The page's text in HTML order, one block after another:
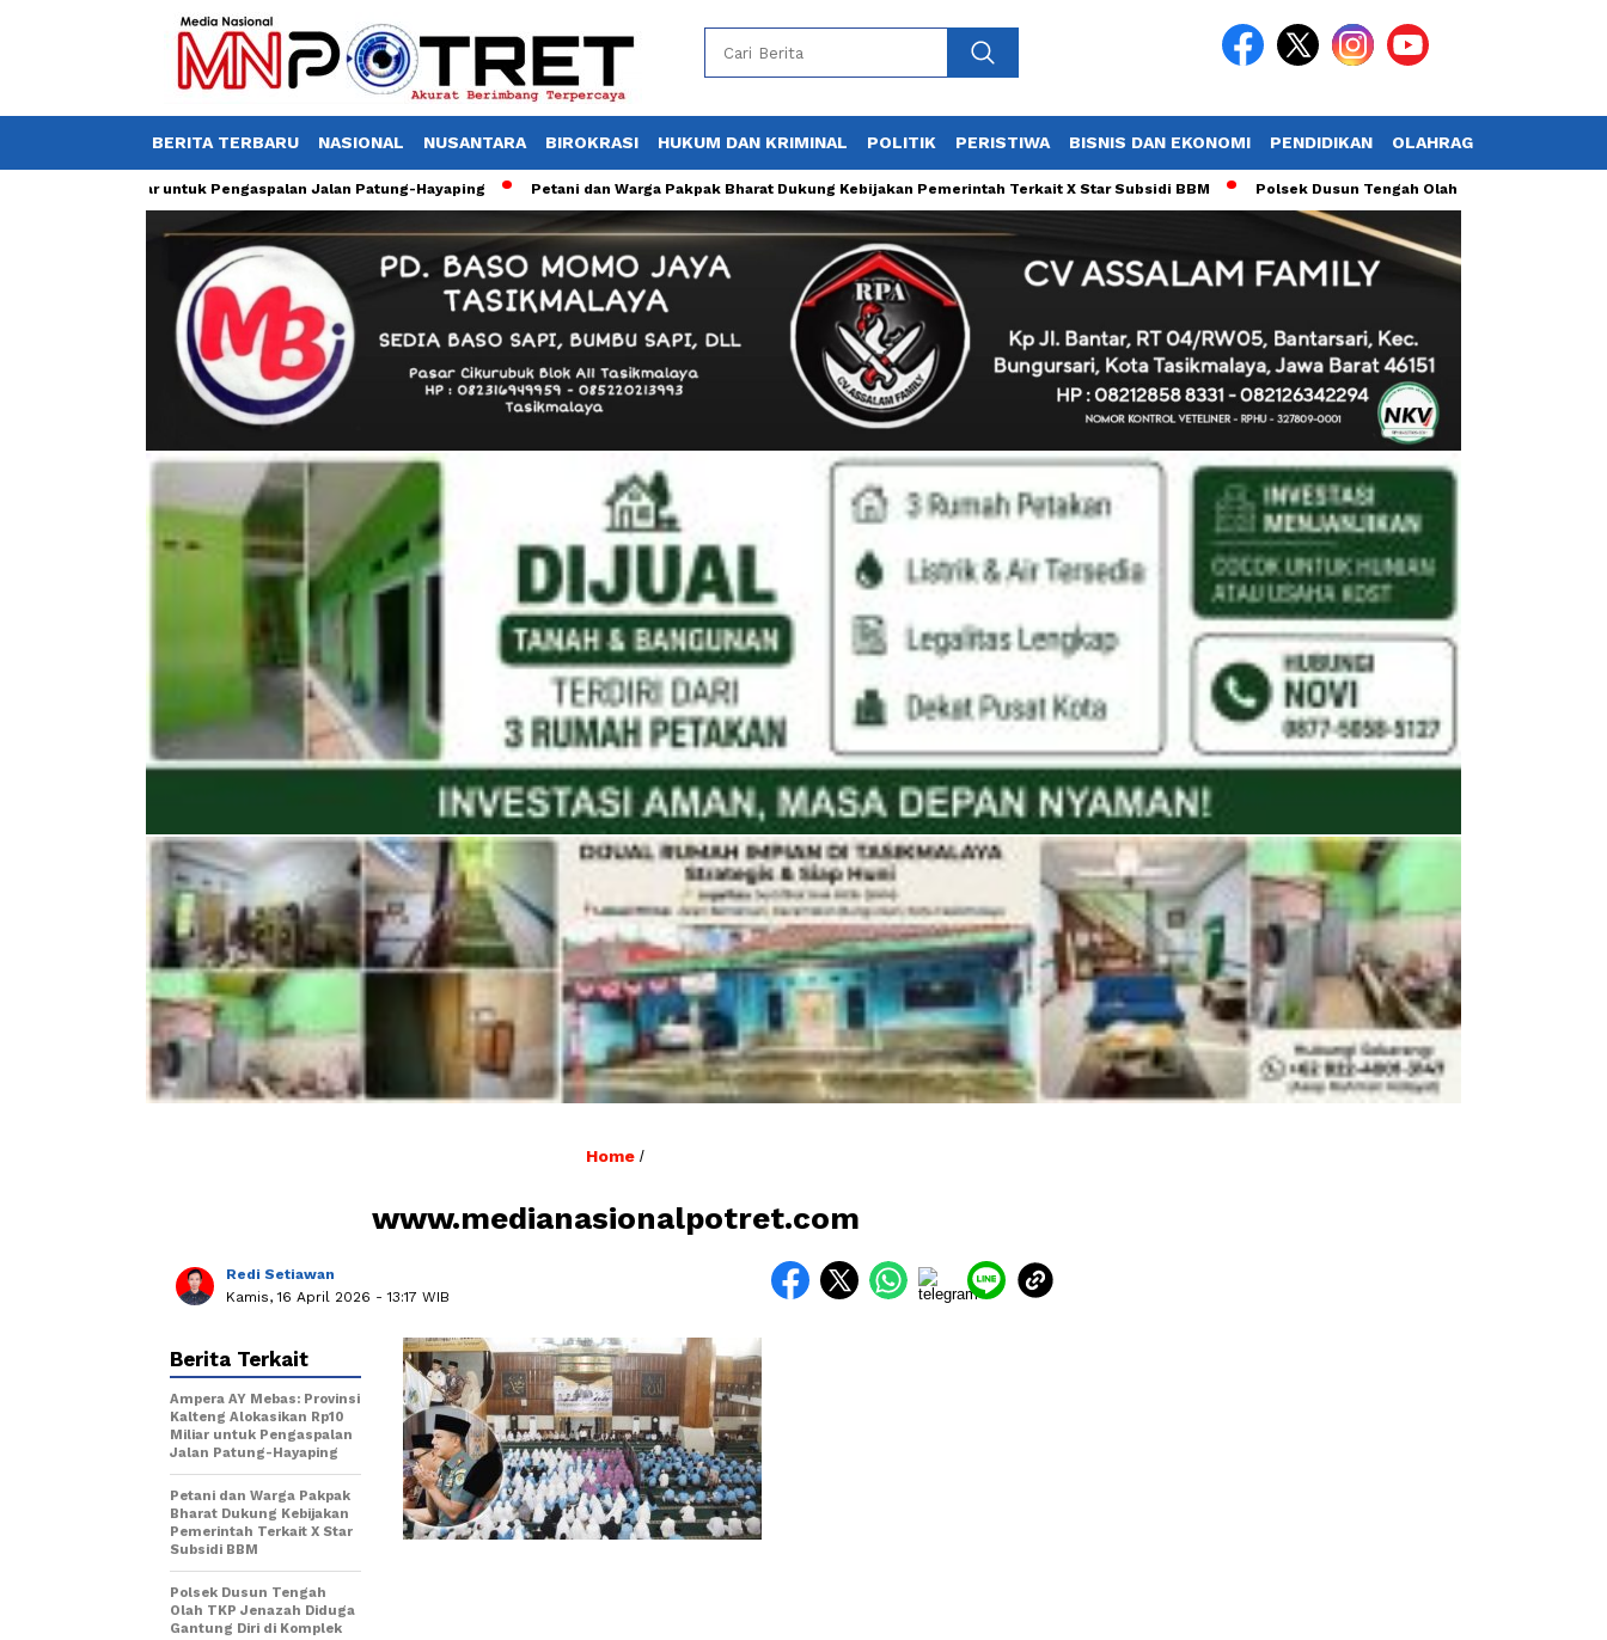
BERITA TERBARU NASIONAL NUSANTARA BIROKRASI HUKUM DAN KRIMINAL POLITIK PERISTIWA BISNIS DAN EKONOMI PENDIDIKAN OLAHRAGA
Rp10 Miliar untuk Pengaspalan Jalan Patung-Hayaping Petani dan Warga Pakpak Bharat Dukung Kebijakan Pemerintah Terkait X Star Subsidi BBM Polsek Dusun Tengah Olah TKP Jenazah Diduga
Home /
www.medianasionalpotret.com
Redi Setiawan
Kamis, 16 April 2026 - 13:17 WIB
Berita Terkait
Ampera AY Mebas: Provinsi
Kalteng Alokasikan Rp10
Miliar untuk Pengaspalan
Jalan Patung-Hayaping
Petani dan Warga Pakpak
Bharat Dukung Kebijakan
Pemerintah Terkait X Star
Subsidi BBM
Polsek Dusun Tengah
Olah TKP Jenazah Diduga
Gantung Diri di Komplek